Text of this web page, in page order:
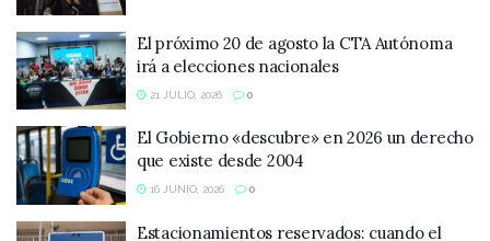
El próximo 20 de agosto la CTA Autónoma
irá a elecciones nacionales
21 JULIO, 2026 0
El Gobierno «descubre» en 2026 un derecho
que existe desde 2004
16 JUNIO, 2026 0
Estacionamientos reservados: cuando el